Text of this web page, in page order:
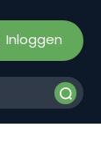
Inloggen